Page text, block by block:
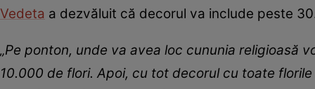
Vedeta a dezvăluit că decorul va include peste
„Pe ponton, unde va avea loc cununia religioasă
10.000 de flori. Apoi, cu tot decorul cu toate